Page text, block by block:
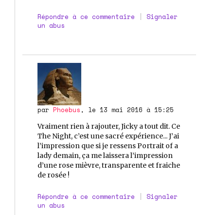
Répondre à ce commentaire | Signaler
un abus
par Phoebus , le 13 mai 2016 à 15:25
Vraiment rien à rajouter, Jicky a tout dit. Ce
The Night, c’est une sacré expérience... J’ai
l’impression que si je ressens Portrait of a
lady demain, ça me laissera l’impression
d’une rose mièvre, transparente et fraiche
de rosée !
Répondre à ce commentaire | Signaler
un abus